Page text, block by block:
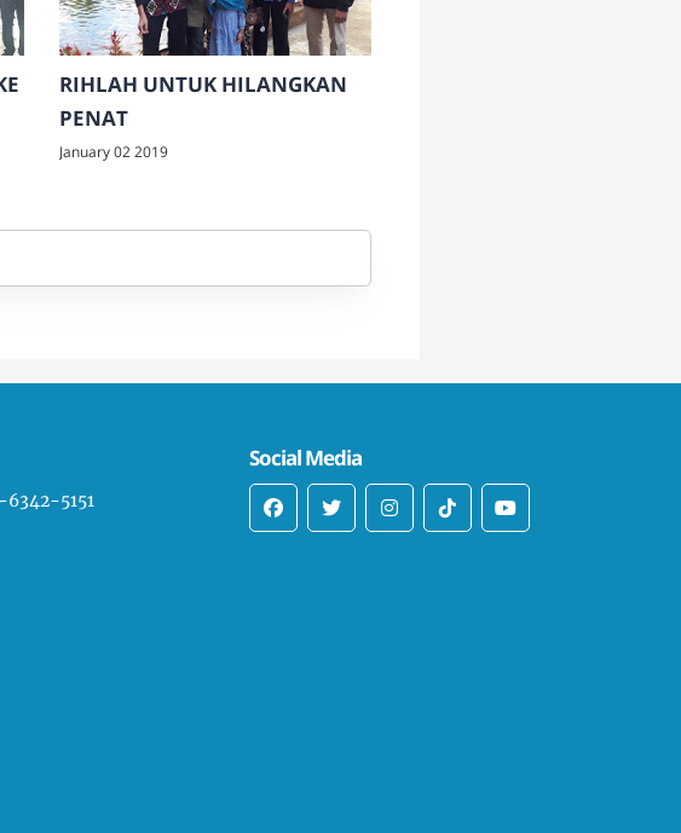
RIHLAH UNTUK HILANGKAN
PENAT
January 02 2019
6342-5151
Social Media